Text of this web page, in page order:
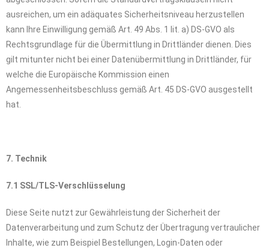
ausreichen, um ein adäquates Sicherheitsniveau herzustellen
kann Ihre Einwilligung gemäß Art. 49 Abs. 1 lit. a) DS-GVO als
Rechtsgrundlage für die Übermittlung in Drittländer dienen. Dies
gilt mitunter nicht bei einer Datenübermittlung in Drittländer, für
welche die Europäische Kommission einen
Angemessenheitsbeschluss gemäß Art. 45 DS-GVO ausgestellt
hat.
7. Technik
7.1 SSL/TLS-Verschlüsselung
Diese Seite nutzt zur Gewährleistung der Sicherheit der
Datenverarbeitung und zum Schutz der Übertragung vertraulicher
Inhalte, wie zum Beispiel Bestellungen, Login-Daten oder